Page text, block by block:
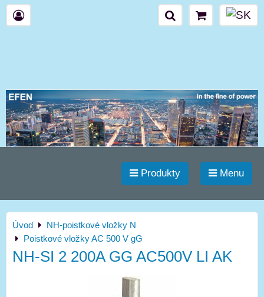
Produkty Menu
Úvod
NH-poistkové vložky N
Poistkové vložky AC 500 V gG
NH-SI 2 200A GG AC500V LI AK